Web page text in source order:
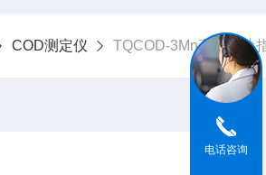
COD测定仪 TQCOD-3Mn高锰酸盐
电话咨询